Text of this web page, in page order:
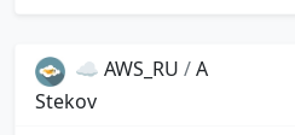
☁️ AWS_RU /A
Stekov